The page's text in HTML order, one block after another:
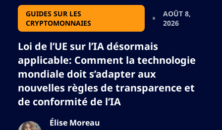
GUIDES SUR LES
CRYPTOMONNAIES
AOÛT 8,
2026
Loi de l’UE sur l’IA désormais
applicable: Comment la technologie
mondiale doit s’adapter aux
nouvelles règles de transparence et
de conformité de l’IA
Élise Moreau